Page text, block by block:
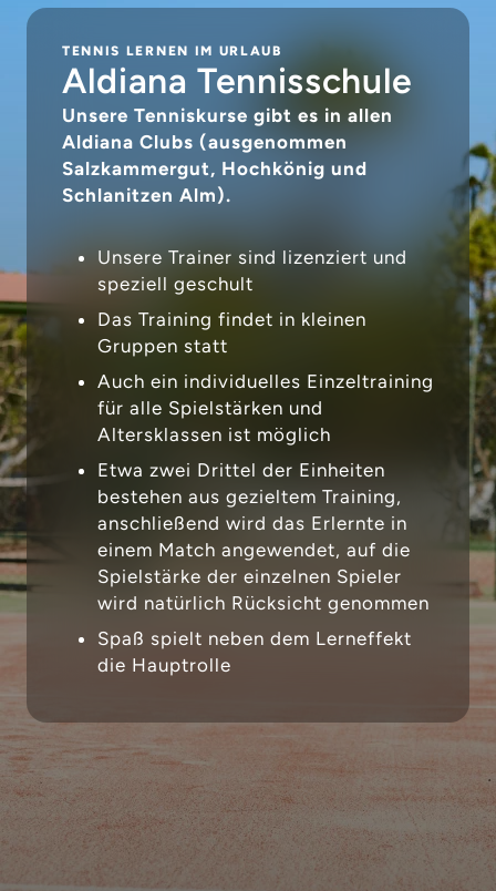
TENNIS LERNEN IM URLAUB
Aldiana Tennisschule
Unsere Tenniskurse gibt es in allen
Aldiana Clubs (ausgenommen
Salzkammergut, Hochkönig und
Schlanitzen Alm).
Unsere Trainer sind lizenziert und
speziell geschult
Das Training findet in kleinen
Gruppen statt
Auch ein individuelles Einzeltraining
für alle Spielstärken und
Altersklassen ist möglich
Etwa zwei Drittel der Einheiten
bestehen aus gezieltem Training,
anschließend wird das Erlernte in
einem Match angewendet, auf die
Spielstärke der einzelnen Spieler
wird natürlich Rücksicht genommen
Spaß spielt neben dem Lerneffekt
die Hauptrolle